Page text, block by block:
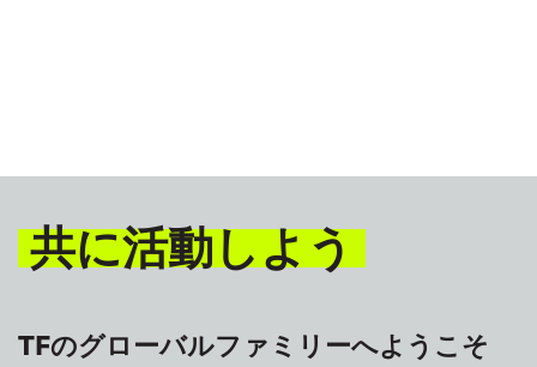
共に活動しよう
TFのグローバルファミリーへようこそ